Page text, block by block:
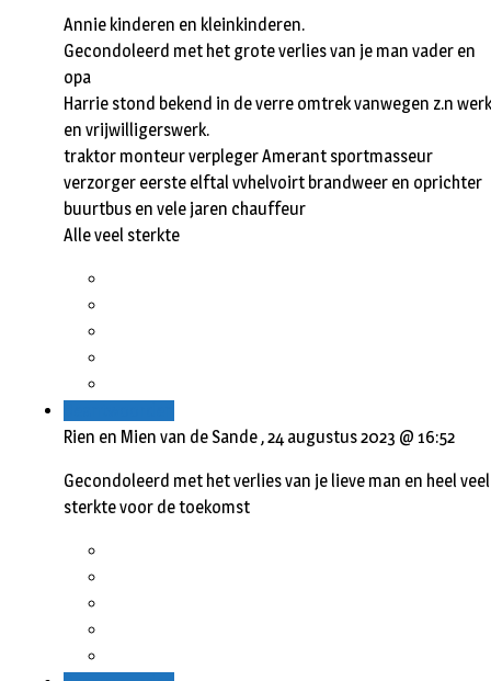
Annie kinderen en kleinkinderen.
Gecondoleerd met het grote verlies van je man vader en
opa
Harrie stond bekend in de verre omtrek vanwegen z.n werk
en vrijwilligerswerk.
traktor monteur verpleger Amerant sportmasseur
verzorger eerste elftal vvhelvoirt brandweer en oprichter
buurtbus en vele jaren chauffeur
Alle veel sterkte
Rien en Mien van de Sande ,24 augustus 2023 @ 16:52
Gecondoleerd met het verlies van je lieve man en heel veel
sterkte voor de toekomst